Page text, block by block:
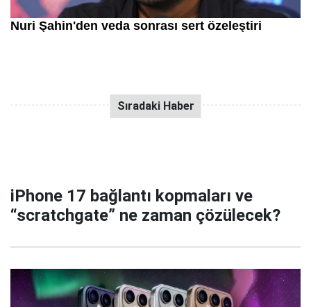
iPhone 17 bağlantı kopmaları ve
“scratchgate” ne zaman çözülecek?